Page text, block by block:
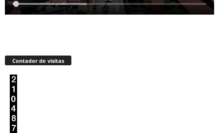
Contador de visitas